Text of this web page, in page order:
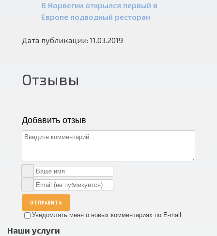
В Норвегии открылся первый в
Европе подводный ресторан
Дата публикации: 11.03.2019
Отзывы
Добавить отзыв
ОТПРАВИТЬ
Уведомлять меня о новых комментариях по E-mail
Наши услуги